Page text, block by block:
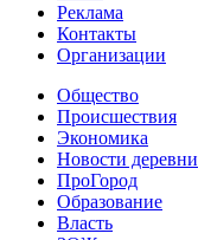
Реклама
Контакты
Организации
Общество
Происшествия
Экономика
Новости деревни
ПроГород
Образование
Власть